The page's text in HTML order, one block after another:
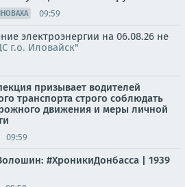
09:59
электроэнергии на 06.08.26 не
г.о. Иловайск"
призывает водителей
транспорта строго соблюдать
движения и меры личной
09:59
#ХроникиДонбасса | 1939